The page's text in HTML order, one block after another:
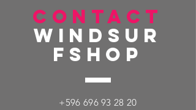
CONTACT
windsur
fshop
+596 696 93 28 20